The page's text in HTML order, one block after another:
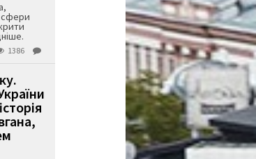
сфери
1386